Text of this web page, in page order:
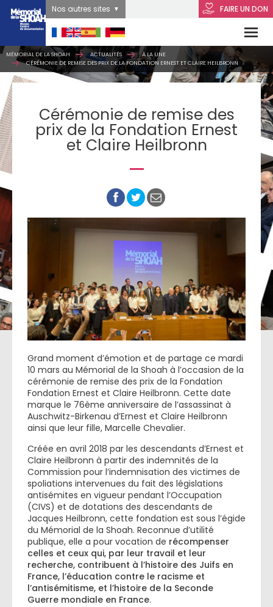
FAIRE UN DON
Nos autres sites
MÉMORIAL DE LA SHOAH ACTUALITÉS
À LA UNE
CÉRÉMONIE DE REMISE DES PRIX DE LA FONDATION ERNEST ET CLAIRE HEILBRONN
Cérémonie de remise des
prix de la Fondation Ernest
et Claire Heilbronn
Grand moment d’émotion et de partage ce mardi
10 mars au Mémorial de la Shoah à l’occasion de la
cérémonie de remise des prix de la Fondation
Fondation Ernest et Claire Heilbronn. Cette date
marque le 76ème anniversaire de l’assassinat à
Auschwitz-Birkenau d’Ernest et Claire Heilbronn
ainsi que leur fille, Marcelle Chevalier.
Créée en avril 2018 par les descendants d’Ernest et
Claire Heilbronn à partir des indemnités de la
Commission pour l’indemnisation des victimes de
spoliations intervenues du fait des législations
antisémites en vigueur pendant l’Occupation
(CIVS) et de dotations des descendants de
Jacques Heilbronn, cette fondation est sous l’égide
du Mémorial de la Shoah. Reconnue d’utilité
publique, elle a pour vocation de récompenser
celles et ceux qui, par leur travail et leur
recherche, contribuent à l’histoire des Juifs en
France, l’éducation contre le racisme et
l’antisémitisme, et l’histoire de la Seconde
Guerre mondiale en France.